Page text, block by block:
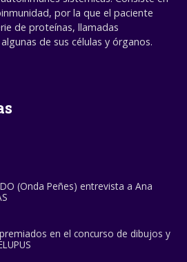
por la que el paciente
de proteínas, llamadas
de sus células y órganos.
(Onda Peñes) entrevista a Ana
en el concurso de dibujos y